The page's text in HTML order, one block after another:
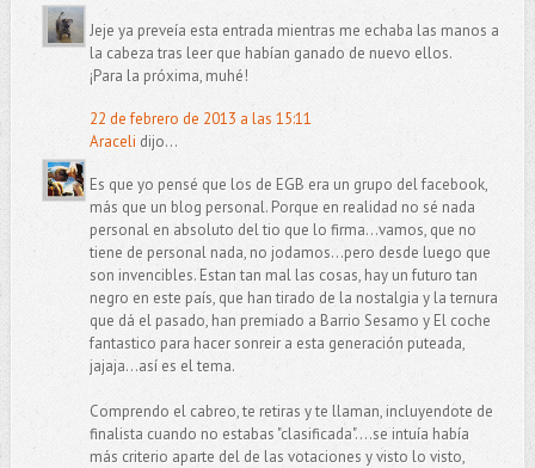
Jeje ya preveía esta entrada mientras me echaba las manos a
la cabeza tras leer que habían ganado de nuevo ellos.
¡Para la próxima, muhé!
22 de febrero de 2013 a las 15:11
Araceli dijo...
Es que yo pensé que los de EGB era un grupo del facebook,
más que un blog personal. Porque en realidad no sé nada
personal en absoluto del tio que lo firma...vamos, que no
tiene de personal nada, no jodamos...pero desde luego que
son invencibles. Estan tan mal las cosas, hay un futuro tan
negro en este país, que han tirado de la nostalgia y la ternura
que dá el pasado, han premiado a Barrio Sesamo y El coche
fantastico para hacer sonreir a esta generación puteada,
jajaja...así es el tema.
Comprendo el cabreo, te retiras y te llaman, incluyendote de
finalista cuando no estabas "clasificada"....se intuía había
más criterio aparte del de las votaciones y visto lo visto,